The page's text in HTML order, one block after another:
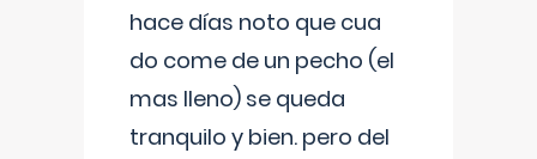
hace días noto que cua
do come de un pecho (el
mas lleno) se queda
tranquilo y bien. pero del